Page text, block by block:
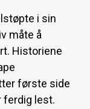
i sin
måte å
Historiene
første side
ferdig lest.